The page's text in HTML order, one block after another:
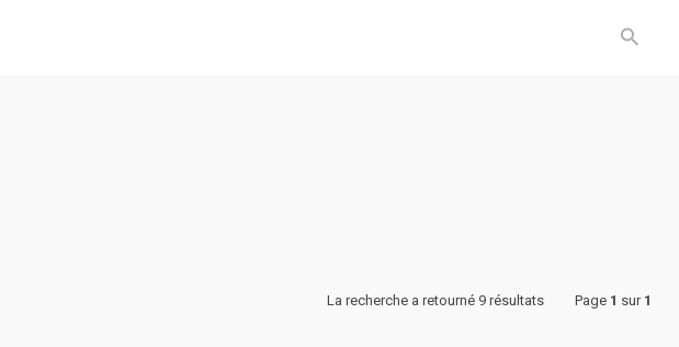
La recherche a retourné 9 résultats Page 1 sur 1